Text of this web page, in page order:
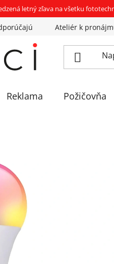
letný zľava na všetku
Ateliér k
Reklama Požičovňa